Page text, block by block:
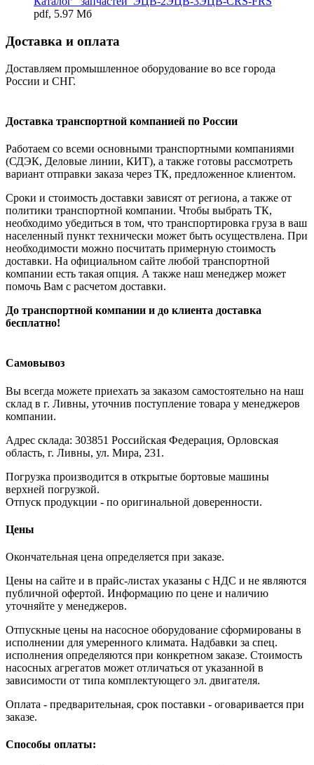
pdf, 5.97 Мб
Доставка и оплата
Доставляем промышленное оборудование во все города
России и СНГ.
Доставка транспортной компанией по России
Работаем со всеми основными транспортными компаниями
(СДЭК, Деловые линии, КИТ), а также готовы рассмотреть
вариант отправки заказа через ТК, предложенное клиентом.
Сроки и стоимость доставки зависят от региона, а также от
политики транспортной компании. Чтобы выбрать ТК,
необходимо убедиться в том, что транспортировка груза в ваш
населенный пункт технически может быть осуществлена. При
необходимости можно посчитать примерную стоимость
доставки. На официальном сайте любой транспортной
компании есть такая опция. А также наш менеджер может
помочь Вам с расчетом доставки.
До транспортной компании и до клиента доставка
бесплатно!
Самовывоз
Вы всегда можете приехать за заказом самостоятельно на наш
склад в г. Ливны, уточнив поступление товара у менеджеров
компании.
Адрес склада: 303851 Российская Федерация, Орловская
область, г. Ливны, ул. Мира, 231.
Погрузка производится в открытые бортовые машины
верхней погрузкой.
Отпуск продукции - по оригинальной доверенности.
Цены
Окончательная цена определяется при заказе.
Цены на сайте и в прайс-листах указаны с НДС и не являются
публичной офертой. Информацию по цене и наличию
уточняйте у менеджеров.
Отпускные цены на насосное оборудование сформированы в
исполнении для умеренного климата. Надбавки за спец.
исполнения определяются при конкретном заказе. Стоимость
насосных агрегатов может отличаться от указанной в
зависимости от типа комплектующего эл. двигателя.
Оплата - предварительная, срок поставки - оговаривается при
заказе.
Способы оплаты: